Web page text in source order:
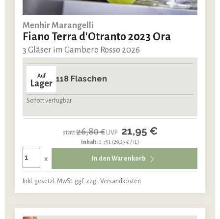
Menhir Marangelli
Fiano Terra d'Otranto 2023 Ora
3 Gläser im Gambero Rosso 2026
Auf
Lager 118 Flaschen
Sofort verfügbar
statt26,80 €UVP 21,95 €
Inhalt:0.75L (29,27 € / 1L)
x In den Warenkorb
Inkl. gesetzl. MwSt. ggf. zzgl. Versandkosten